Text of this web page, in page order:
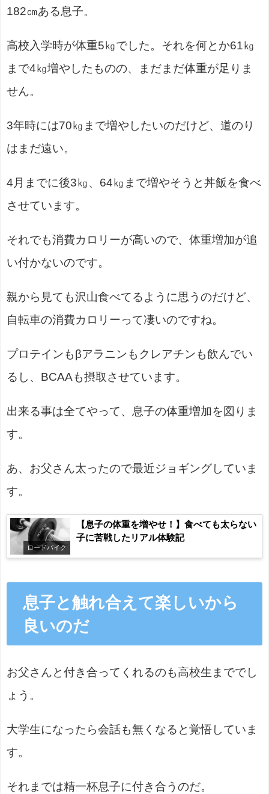
182㎝ある息子。
高校入学時が体重5㎏でした。それを何とか61㎏
まで4㎏増やしたものの、まだまだ体重が足りま
せん。
3年時には70㎏まで増やしたいのだけど、道のり
はまだ遠い。
4月までに後3㎏、64㎏まで増やそうと丼飯を食べ
させています。
それでも消費カロリーが高いので、体重増加が追
い付かないのです。
親から見ても沢山食べてるように思うのだけど、
自転車の消費カロリーって凄いのですね。
プロテインもβアラニンもクレアチンも飲んでい
るし、BCAAも摂取させています。
出来る事は全てやって、息子の体重増加を図りま
す。
あ、お父さん太ったので最近ジョギングしていま
す。
ロードバイク
【息子の体重を増やせ！】食べても太らない
子に苦戦したリアル体験記
息子と触れ合えて楽しいから
良いのだ
お父さんと付き合ってくれるのも高校生まででし
ょう。
大学生になったら会話も無くなると覚悟していま
す。
それまでは精一杯息子に付き合うのだ。